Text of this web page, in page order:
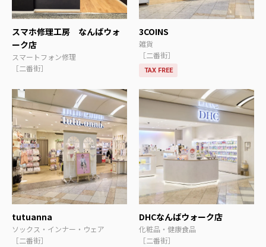
スマホ修理工房 なんばウォ
ーク店
スマートフォン修理
［二番街］
3COINS
雑貨
［二番街］
TAX FREE
tutuanna
ソックス・インナー・ウェア
［二番街］
DHCなんばウォーク店
化粧品・健康食品
［二番街］